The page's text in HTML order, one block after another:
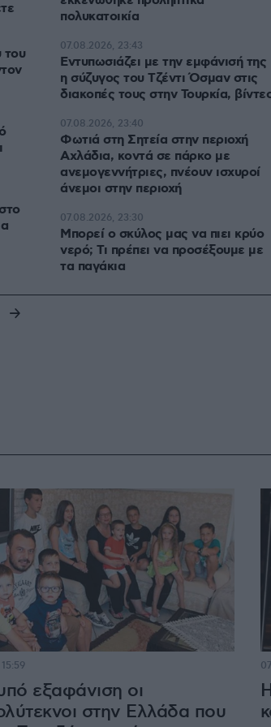
του
πολυκατοικία
Εντυπωσιάζει με την εμφάνισή της
η σύζυγος του Τζέντι Όσμαν στις
διακοπές τους στην Τουρκία,
07.08.2026, 23:43
Φωτιά στη Σητεία στην περιοχή
Αχλάδια, κοντά σε πάρκο με
ανεμογεννήτριες, πνέουν ισχυροί
άνεμοι στην περιοχή
07.08.2026, 23:40
Μπορεί ο σκύλος μας να πιει κρύο
νερό; Τι πρέπει να προσέξουμε με
τα παγάκια
07.08.2026, 23:30
εξαφάνιση οι
στην Ελλάδα που